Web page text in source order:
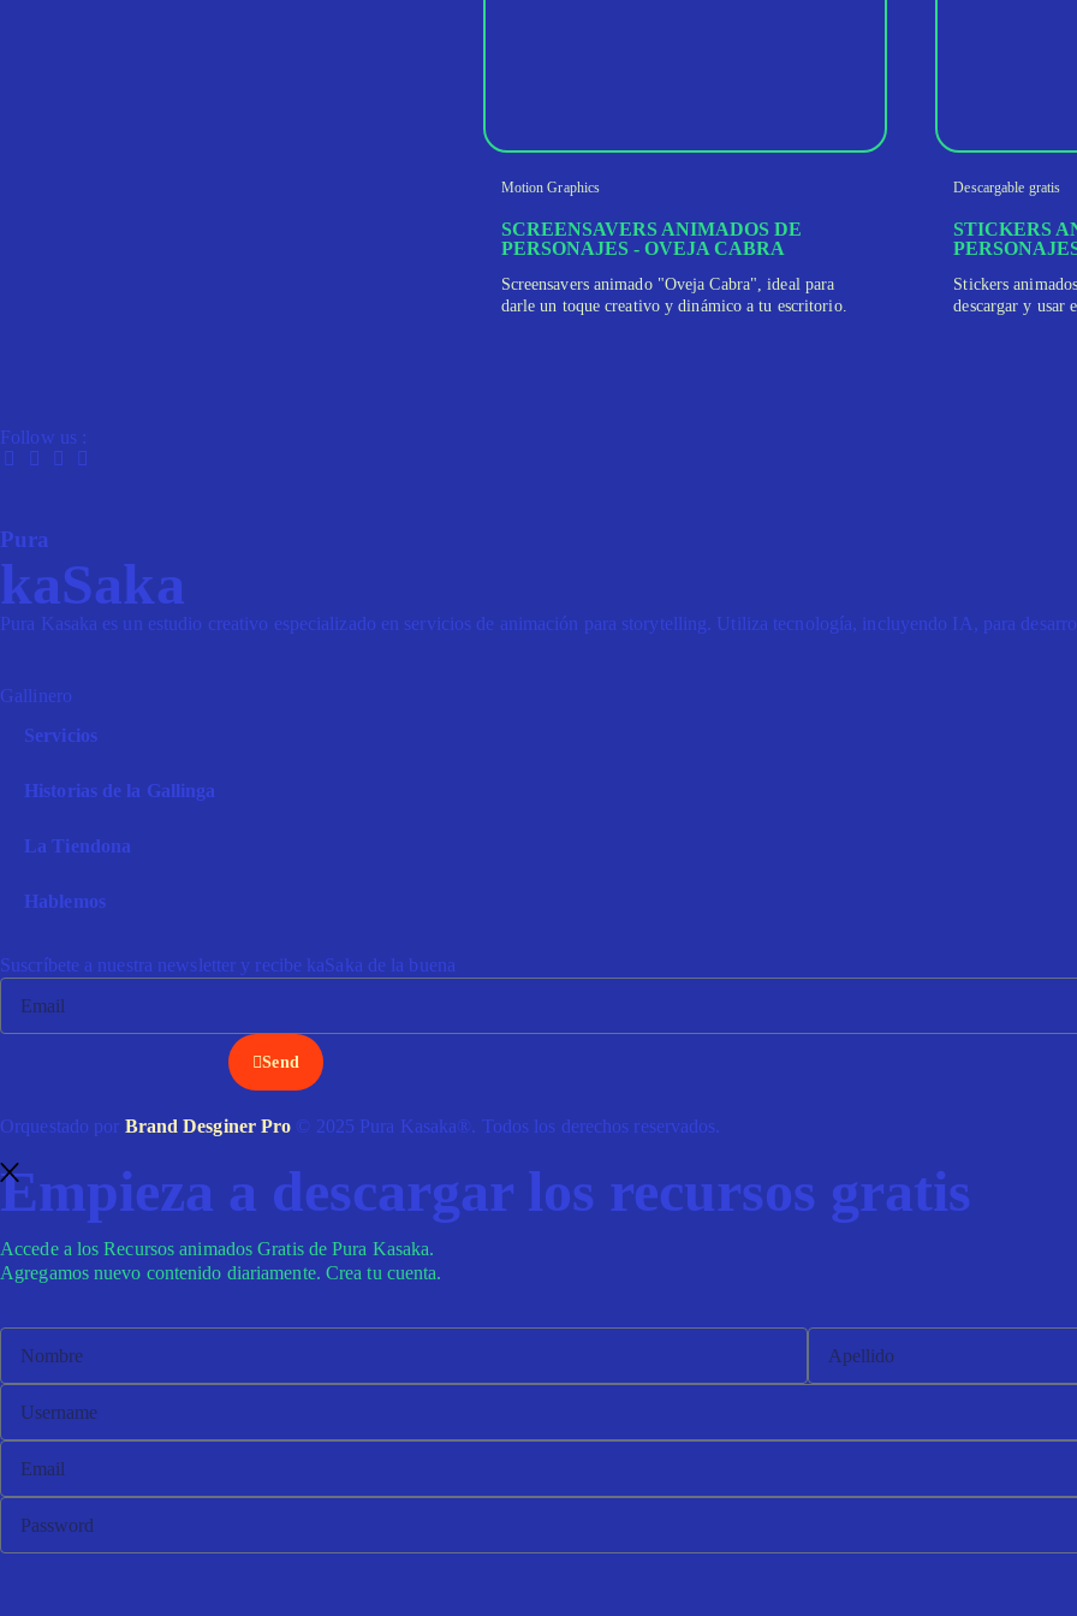
Motion Graphics
SCREENSAVERS ANIMADOS DE
PERSONAJES - OVEJA CABRA
Screensavers animado "Oveja Cabra", ideal para
darle un toque creativo y dinámico a tu escritorio.
Descargable gratis
STICKERS
Stickers
descargar y usar
Follow us :
Pura
kaSaka
Pura Kasaka es un estudio creativo especializado en servicios de animación para storytelling. Utiliza tecnología, incluyendo IA, para
Gallinero
Servicios
Historias de la Gallinga
La Tiendona
Hablemos
Suscríbete a nuestra newsletter y recibe kaSaka de la buena
Send
Orquestado por Brand Desginer Pro © 2025 Pura Kasaka®. Todos los derechos reservados.
Empieza a descargar los recursos gratis
Accede a los Recursos animados Gratis de Pura Kasaka.
Agregamos nuevo contenido diariamente. Crea tu cuenta.